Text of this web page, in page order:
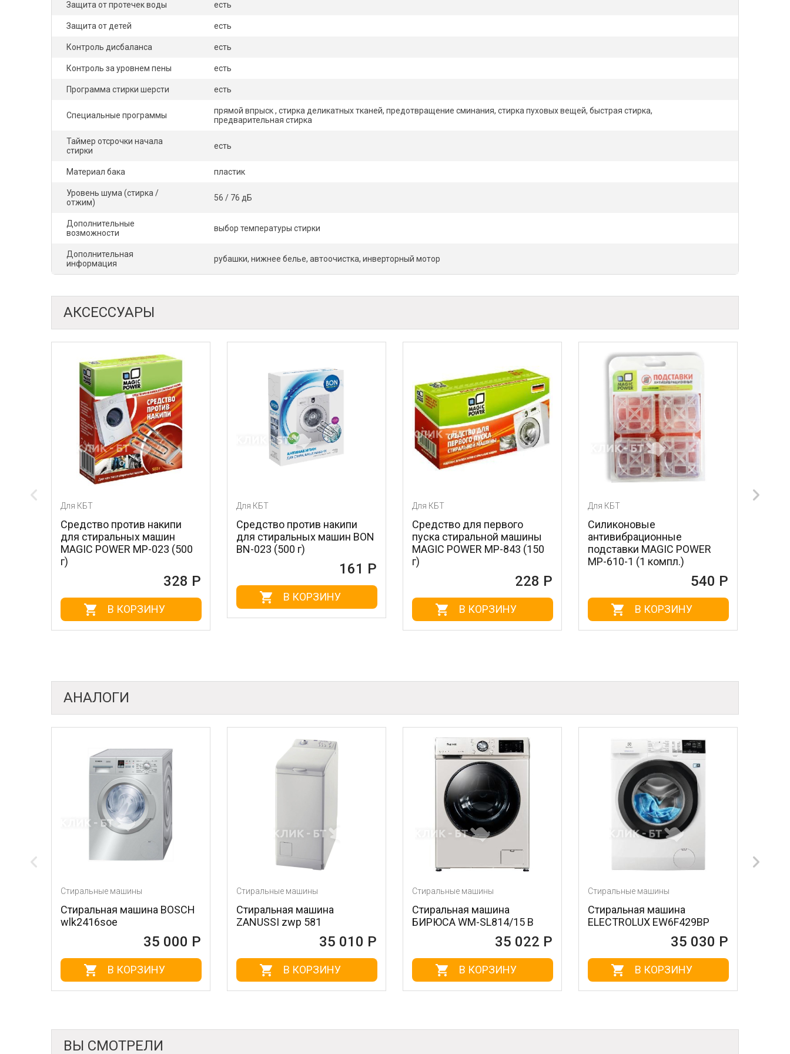
Защита от протечек воды есть
Защита от детей есть
Контроль дисбаланса есть
Контроль за уровнем пены есть
Программа стирки шерсти есть
Специальные программы
прямой впрыск , стирка деликатных тканей, предотвращение сминания, стирка пуховых вещей, быстрая стирка,
предварительная стирка
Таймер отсрочки начала
стирки
есть
Материал бака пластик
Уровень шума (стирка /
отжим)
56 / 76 дБ
Дополнительные
возможности
выбор температуры стирки
Дополнительная
информация
рубашки, нижнее белье, автоочистка, инверторный мотор
АКСЕССУАРЫ
накипи
машин
MP-023 (500
Средство против накипи
для стиральных машин BON
BN-023 (500 г)
В КОРЗИНУ
Средство для первого
пуска стиральной машины
MAGIC POWER MP-843 (150
В КОРЗИНУ
Силиконовые
антивибрационные
подставки MAGIC POWER
Силиконовые
антивибрационные
подставки BON BN-610-1 (1
компл.)
АНАЛОГИ
машина BOSCH
Стиральные машины
Стиральная машина
Стиральные машины
Стиральная машина
БИРЮСА WM-SL814/15 B
Стиральные машины
Стиральная машина
ELECTROLUX EW6F429BP
Стиральные машины
Стиральная машина
WHIRLPOOL awe 6316
ВЫ СМОТРЕЛИ